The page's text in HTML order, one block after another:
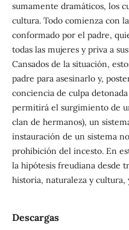
sumamente dramáticos, los
cultura. Todo comienza con
conformado por el padre,
todas las mujeres y priva a
Cansados de la situación,
padre para asesinarlo y,
conciencia de culpa
permitirá el surgimiento de
clan de hermanos), un
instauración de un sistema
prohibición del incesto. En
la hipótesis freudiana desde
historia, naturaleza y
Descargas